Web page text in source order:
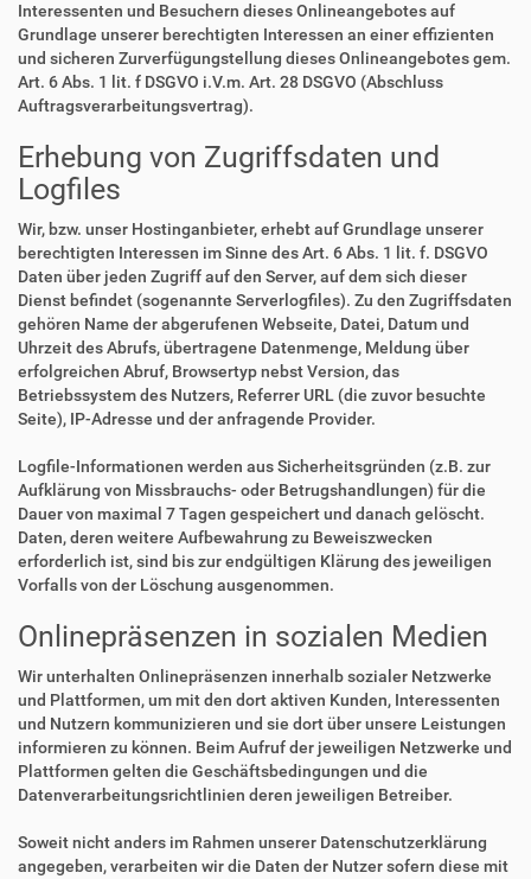
Interessenten und Besuchern dieses Onlineangebotes auf
Grundlage unserer berechtigten Interessen an einer effizienten
und sicheren Zurverfügungstellung dieses Onlineangebotes gem.
Art. 6 Abs. 1 lit. f DSGVO i.V.m. Art. 28 DSGVO (Abschluss
Auftragsverarbeitungsvertrag).
Erhebung von Zugriffsdaten und
Logfiles
Wir, bzw. unser Hostinganbieter, erhebt auf Grundlage unserer
berechtigten Interessen im Sinne des Art. 6 Abs. 1 lit. f. DSGVO
Daten über jeden Zugriff auf den Server, auf dem sich dieser
Dienst befindet (sogenannte Serverlogfiles). Zu den Zugriffsdaten
gehören Name der abgerufenen Webseite, Datei, Datum und
Uhrzeit des Abrufs, übertragene Datenmenge, Meldung über
erfolgreichen Abruf, Browsertyp nebst Version, das
Betriebssystem des Nutzers, Referrer URL (die zuvor besuchte
Seite), IP-Adresse und der anfragende Provider.
Logfile-Informationen werden aus Sicherheitsgründen (z.B. zur
Aufklärung von Missbrauchs- oder Betrugshandlungen) für die
Dauer von maximal 7 Tagen gespeichert und danach gelöscht.
Daten, deren weitere Aufbewahrung zu Beweiszwecken
erforderlich ist, sind bis zur endgültigen Klärung des jeweiligen
Vorfalls von der Löschung ausgenommen.
Onlinepräsenzen in sozialen Medien
Wir unterhalten Onlinepräsenzen innerhalb sozialer Netzwerke
und Plattformen, um mit den dort aktiven Kunden, Interessenten
und Nutzern kommunizieren und sie dort über unsere Leistungen
informieren zu können. Beim Aufruf der jeweiligen Netzwerke und
Plattformen gelten die Geschäftsbedingungen und die
Datenverarbeitungsrichtlinien deren jeweiligen Betreiber.
Soweit nicht anders im Rahmen unserer Datenschutzerklärung
angegeben, verarbeiten wir die Daten der Nutzer sofern diese mit